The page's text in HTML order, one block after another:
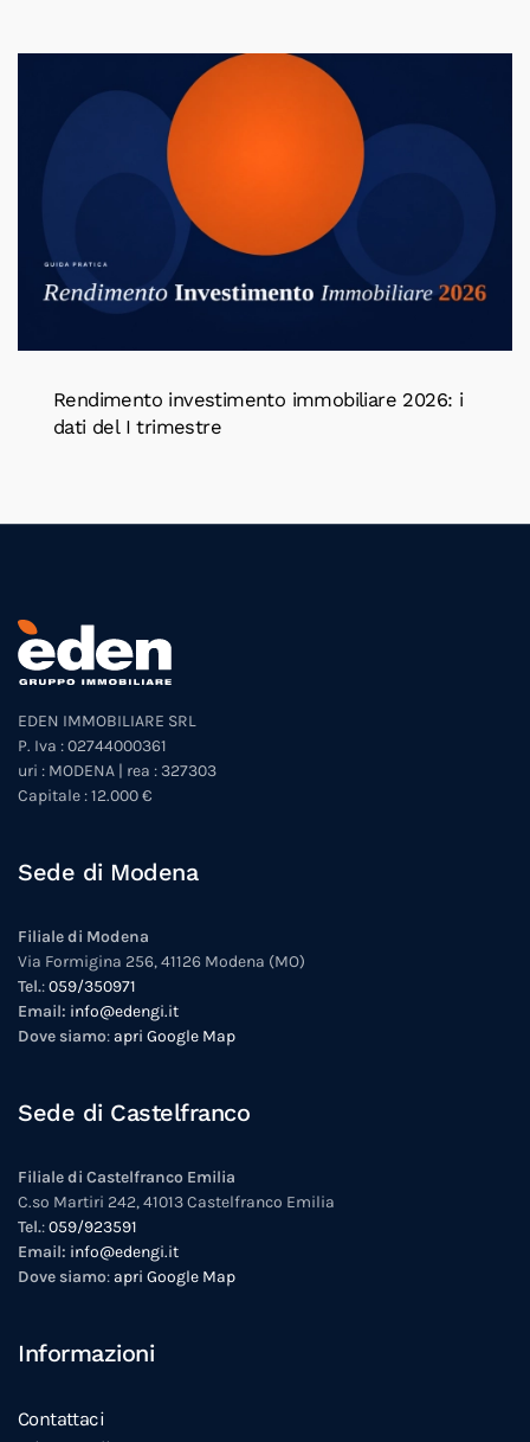
Rendimento investimento immobiliare 2026: i
dati del I trimestre
EDEN IMMOBILIARE SRL
P. Iva : 02744000361
uri : MODENA | rea : 327303
Capitale : 12.000 €
Sede di Modena
Filiale di Modena
Via Formigina 256, 41126 Modena (MO)
Tel.:059/350971
Email: info@edengi.it
Dove siamo: apri Google Map
Sede di Castelfranco
Filiale di Castelfranco Emilia
C.so Martiri 242, 41013 Castelfranco Emilia
Tel.:059/923591
Email: info@edengi.it
Dove siamo: apri Google Map
Informazioni
Contattaci